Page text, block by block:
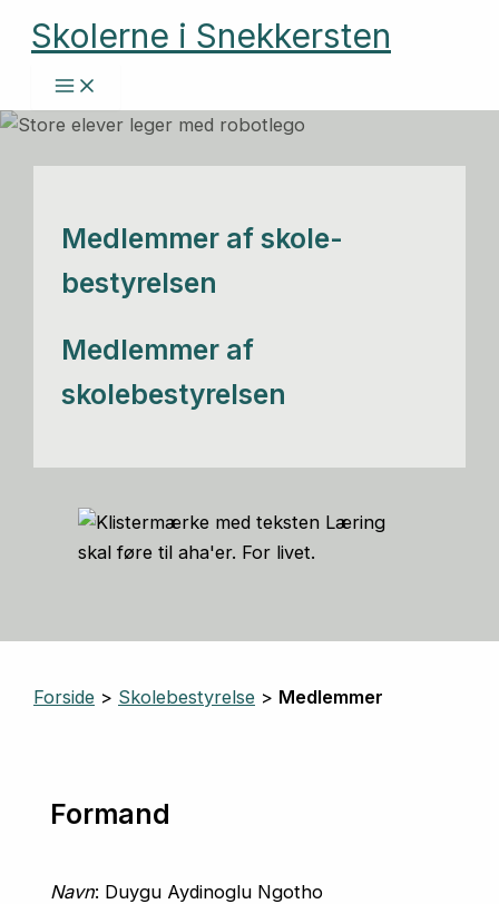
indholdet
Skolerne i Snekkersten
Medlemmer af skole-
bestyrelsen
Medlemmer af
skolebestyrelsen
Forside > Skolebestyrelse > Medlemmer
Formand
Navn: Duygu Aydinoglu Ngotho